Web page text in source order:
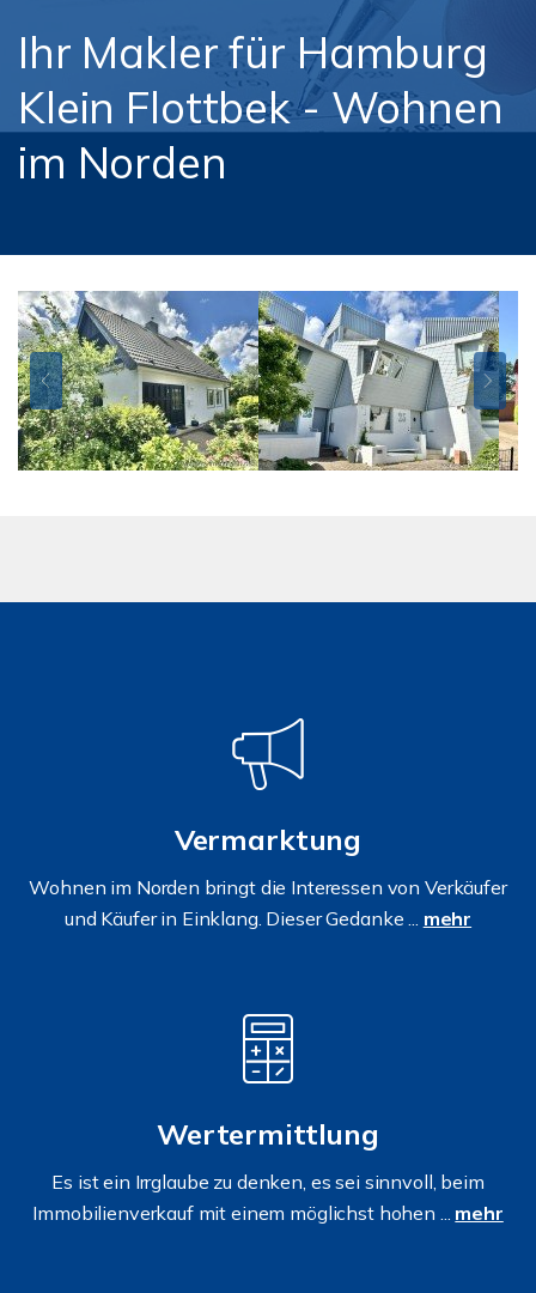
Ihr Makler für Hamburg
Klein Flottbek - Wohnen
im Norden
Vermarktung
Wohnen im Norden bringt die Interessen von Verkäufer
und Käufer in Einklang. Dieser Gedanke ... mehr
Wertermittlung
Es ist ein Irrglaube zu denken, es sei sinnvoll, beim
Immobilienverkauf mit einem möglichst hohen ... mehr